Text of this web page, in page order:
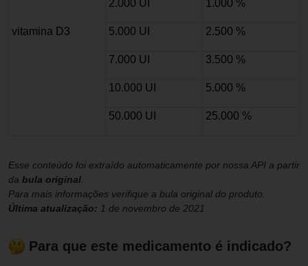
vitamina D3
2.000 UI 1.000 %
5.000 UI 2.500 %
7.000 UI 3.500 %
10.000 UI 5.000 %
50.000 UI 25.000 %
Esse conteúdo foi extraído automaticamente por nossa API a partir
da bula original
Para mais informações verifique a bula original do produto.
Última atualização: 1 de novembro de 2021
Para que este medicamento é indicado?